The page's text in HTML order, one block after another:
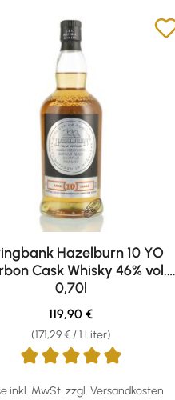
Hazelburn 10 YO
Cask Whisky 46% vol.
0,70l
inkl. MwSt. zzgl. Versandkosten
(171,29 € / 1 Liter)
Regulärer Preis:
119,90 €